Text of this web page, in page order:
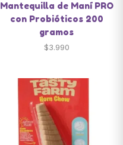
Mantequilla de Maní PRO
con Probióticos 200
gramos
$3.990